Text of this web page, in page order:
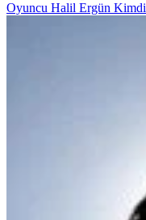
Oyuncu Halil Ergün